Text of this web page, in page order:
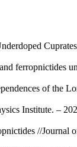
ferropnictides
of the
Institute. –
//Journal